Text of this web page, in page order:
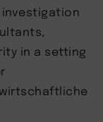
in a setting